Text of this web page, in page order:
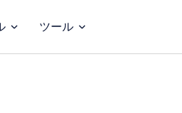
ツール